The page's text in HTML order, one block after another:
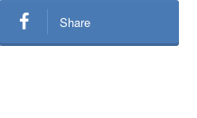
Share